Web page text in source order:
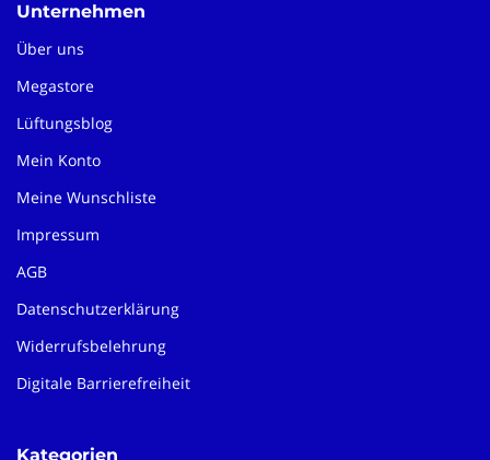
Unternehmen
Über uns
Megastore
Lüftungsblog
Mein Konto
Meine Wunschliste
Impressum
AGB
Datenschutzerklärung
Widerrufsbelehrung
Digitale Barrierefreiheit
Kategorien